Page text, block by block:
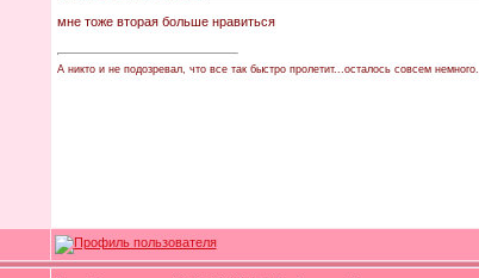
мне тоже вторая больше нравиться
А никто и не подозревал, что все так быстро пролетит...осталось совсем немного.